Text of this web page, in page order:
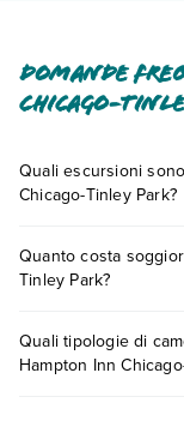
Domande
Chicago-
Quali escursioni
Chicago-Tinley Park?
presso Hampton
sezione dedicata
Quanto costa
Tinley Park?
in base a vari
Per consultare i
Quali tipologie di
Hampton Inn